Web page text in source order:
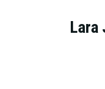
Lara